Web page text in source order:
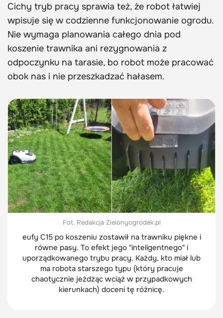
Cichy tryb pracy sprawia też, że robot łatwiej
wpisuje się w codzienne funkcjonowanie ogrodu.
Nie wymaga planowania całego dnia pod
koszenie trawnika ani rezygnowania z
odpoczynku na tarasie, bo robot może pracować
obok nas i nie przeszkadzać hałasem.
Fot. Redakcja Zielonyogrodek.pl
eufy C15 po koszeniu zostawił na trawniku piękne i
równe pasy. To efekt jego "inteligentnego" i
uporządkowanego trybu pracy. Każdy, kto miał lub
ma robota starszego typu (który pracuje
chaotycznie jeżdżąc wciąż w przypadkowych
kierunkach) doceni tę różnicę.